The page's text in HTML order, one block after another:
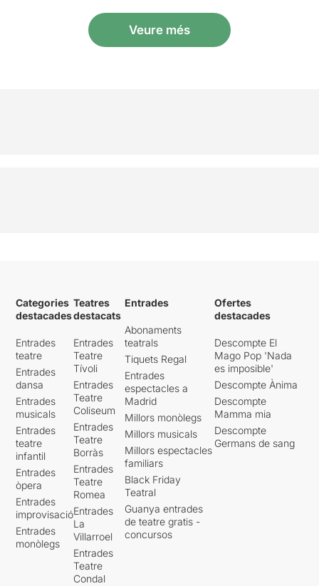
Veure més
Categories
destacades
Entrades
teatre
Entrades
dansa
Entrades
musicals
Entrades
teatre
infantil
Entrades
òpera
Entrades
improvisació
Entrades
monòlegs
Teatres
destacats
Entrades
Teatre
Tívoli
Entrades
Teatre
Coliseum
Entrades
Teatre
Borràs
Entrades
Teatre
Romea
Entrades
La
Villarroel
Entrades
Teatre
Condal
Entrades
Abonaments
teatrals
Tiquets Regal
Entrades
espectacles a
Madrid
Millors monòlegs
Millors musicals
Millors espectacles
familiars
Black Friday
Teatral
Guanya entrades
de teatre gratis -
concursos
Ofertes
destacades
Descompte El
Mago Pop 'Nada
es imposible'
Descompte Ànima
Descompte
Mamma mia
Descompte
Germans de sang